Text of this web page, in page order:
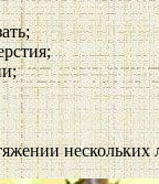
нескольких